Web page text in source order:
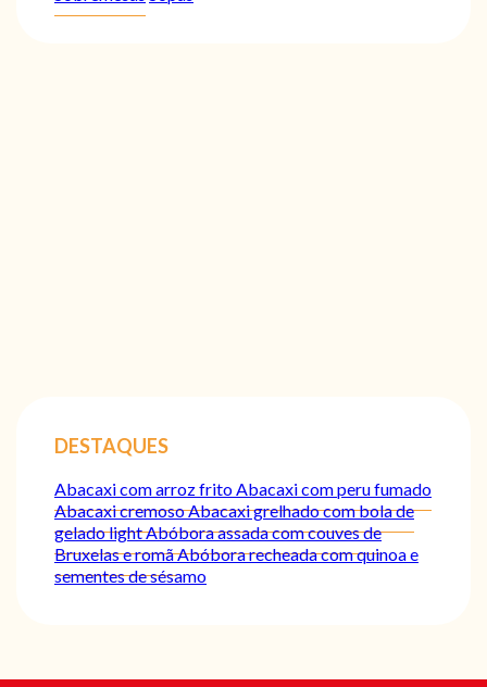
DESTAQUES
Abacaxi com arroz fritoAbacaxi com peru fumado
Abacaxi cremosoAbacaxi grelhado com bola de
gelado lightAbóbora assada com couves de
Bruxelas e romãAbóbora recheada com quinoa e
sementes de sésamo